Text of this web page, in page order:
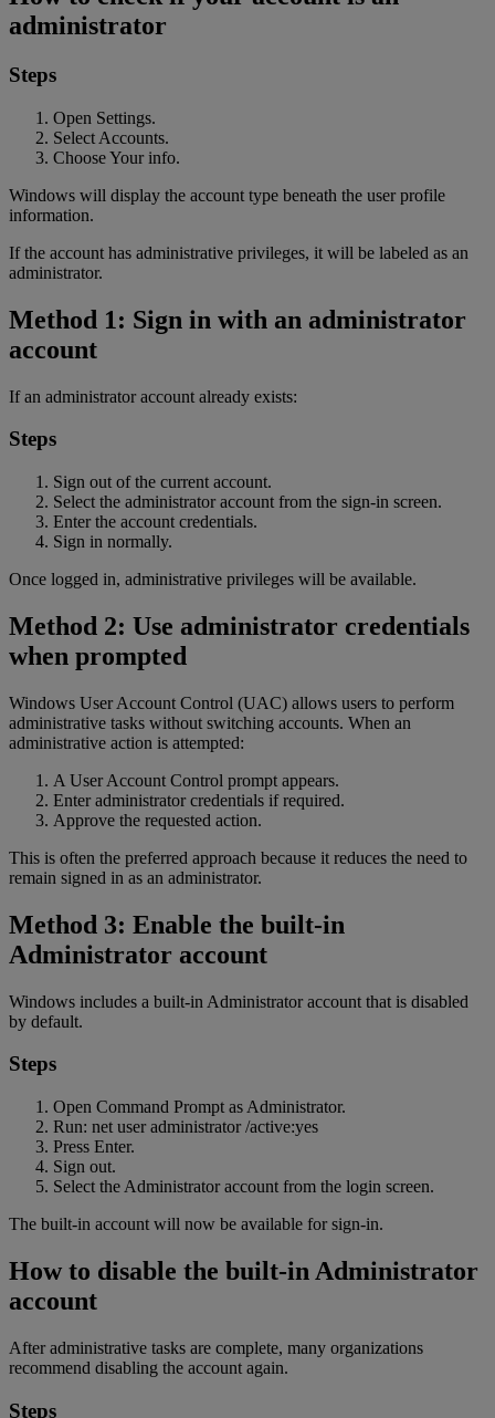
administrator
Steps
Open Settings.
Select Accounts.
Choose Your info.
Windows will display the account type beneath the user profile
information.
If the account has administrative privileges, it will be labeled as an
administrator.
Method 1: Sign in with an administrator
account
If an administrator account already exists:
Steps
Sign out of the current account.
Select the administrator account from the sign-in screen.
Enter the account credentials.
Sign in normally.
Once logged in, administrative privileges will be available.
Method 2: Use administrator credentials
when prompted
Windows User Account Control (UAC) allows users to perform
administrative tasks without switching accounts. When an
administrative action is attempted:
A User Account Control prompt appears.
Enter administrator credentials if required.
Approve the requested action.
This is often the preferred approach because it reduces the need to
remain signed in as an administrator.
Method 3: Enable the built-in
Administrator account
Windows includes a built-in Administrator account that is disabled
by default.
Steps
Open Command Prompt as Administrator.
Run: net user administrator /active:yes
Press Enter.
Sign out.
Select the Administrator account from the login screen.
The built-in account will now be available for sign-in.
How to disable the built-in Administrator
account
After administrative tasks are complete, many organizations
recommend disabling the account again.
Steps